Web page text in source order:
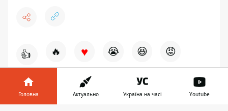
👍 🔥 ♥ 😭 😆 😡
НОВИНИ КИЄВА
Головна Актуально Україна на часі Youtube